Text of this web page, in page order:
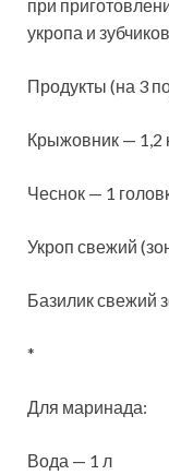
при
укропа и
Продукты (на 3
Крыжовник — 1,2
Чеснок — 1
Укроп свежий
Базилик свежий
*
Для маринада:
Вода — 1 л